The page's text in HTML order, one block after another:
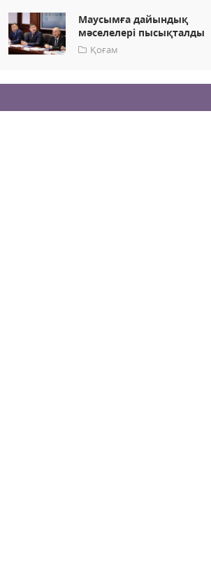
Маусымға дайындық
мәселелері пысықталды
Қоғам